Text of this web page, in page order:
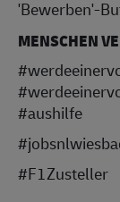
'Bewerben'-
MENSCHEN
#aushilfe
#F1Zusteller